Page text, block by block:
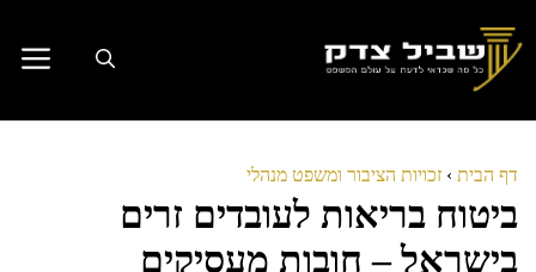
לתוכן
דף הבית › זכויות הציבור ומשפט מנהלי
ביטוח בריאות לעובדים זרים
בישראל – חובות מעסיקים